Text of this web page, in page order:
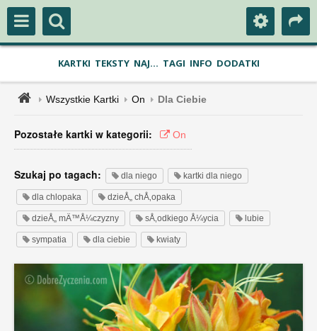
KARTKI TEKSTY NAJ... TAGI INFO DODATKI
Wszystkie Kartki On Dla Ciebie
Pozostałe kartki w kategorii: On
Szukaj po tagach: dla niego kartki dla niego
dla chlopaka dzieÅ„ chÅ‚opaka
dzieÅ„ mÄ™Å¼czyzny sÅ‚odkiego Å¼ycia lubie
sympatia dla ciebie kwiaty